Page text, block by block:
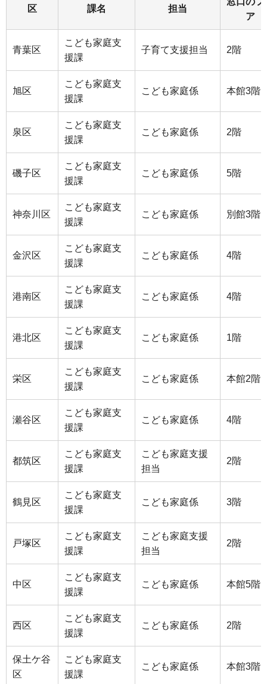
区 課名 担当
ア
青葉区
こども家庭支
援課
子育て支援担当 2階
旭区
こども家庭支
援課
こども家庭係 本館3階
泉区
こども家庭支
援課
こども家庭係 2階
磯子区
こども家庭支
援課
こども家庭係 5階
神奈川区
こども家庭支
援課
こども家庭係 別館3階
金沢区
こども家庭支
援課
こども家庭係 4階
港南区
こども家庭支
援課
こども家庭係 4階
港北区
こども家庭支
援課
こども家庭係 1階
栄区
こども家庭支
援課
こども家庭係 本館2階
瀬谷区
こども家庭支
援課
こども家庭係 4階
都筑区
こども家庭支
援課
こども家庭支援
担当
2階
鶴見区
こども家庭支
援課
こども家庭係 3階
戸塚区
こども家庭支
援課
こども家庭支援
担当
2階
中区
こども家庭支
援課
こども家庭係 本館5階
西区
こども家庭支
援課
こども家庭係 2階
保土ケ谷
区
こども家庭支
援課
こども家庭係 本館3階